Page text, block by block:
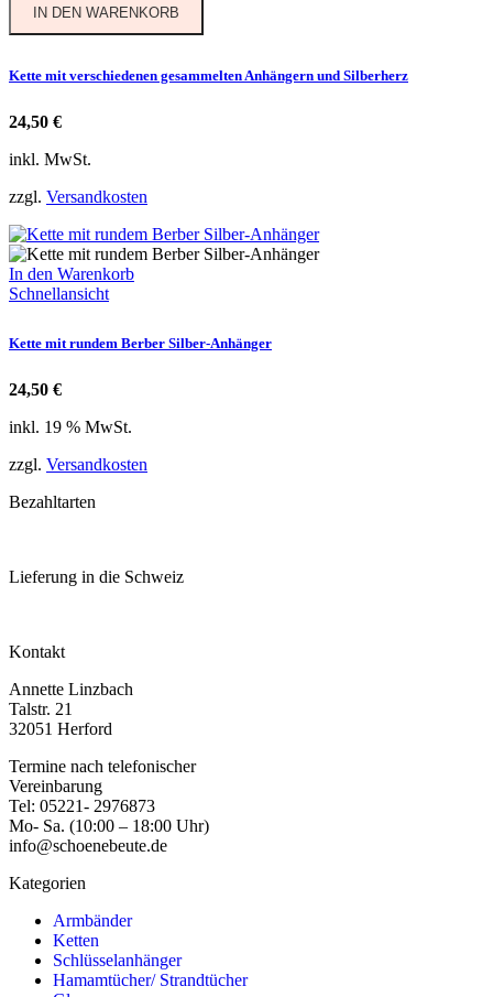
IN DEN WARENKORB
Kette mit verschiedenen gesammelten Anhängern und Silberherz
24,50 €
inkl. MwSt.
zzgl. Versandkosten
In den Warenkorb
Schnellansicht
Kette mit rundem Berber Silber-Anhänger
24,50 €
inkl. 19 % MwSt.
zzgl. Versandkosten
Bezahltarten
Lieferung in die Schweiz
Kontakt
Annette Linzbach
Talstr. 21
32051 Herford
Termine nach telefonischer
Vereinbarung
Tel: 05221- 2976873
Mo- Sa. (10:00 – 18:00 Uhr)
info@schoenebeute.de
Kategorien
Armbänder
Ketten
Schlüsselanhänger
Hamamtücher/ Strandtücher